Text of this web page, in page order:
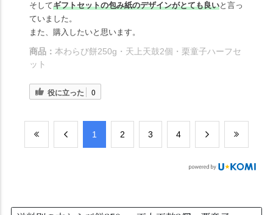
そしてギフトセットの包み紙のデザインがとても良いと言っ
ていました。
また、購入したいと思います。
商品： 本わらび餅250g・天上天鼓2個・栗童子ハーフセ
ット
役に立った 0
​1 ​2 ​3 ​4